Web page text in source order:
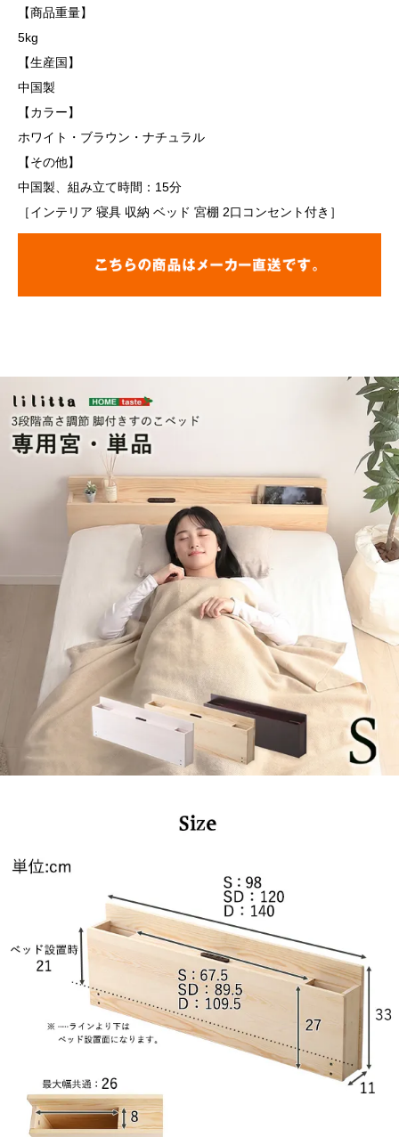
【商品重量】
5kg
【生産国】
中国製
【カラー】
ホワイト・ブラウン・ナチュラル
【その他】
中国製、組み立て時間：15分
［インテリア 寝具 収納 ベッド 宮棚 2口コンセント付き］